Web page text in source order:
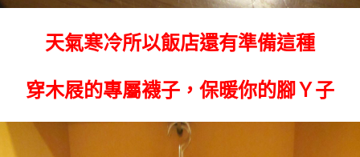
天氣寒冷所以飯店還有準備這種
穿木屐的專屬襪子，保暖你的腳Ｙ子